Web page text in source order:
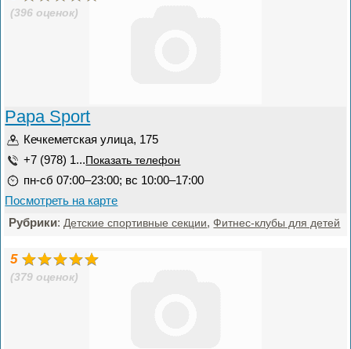
(396 оценок)
Papa Sport
Кечкеметская улица, 175
+7 (978) 1... Показать телефон
пн-сб 07:00–23:00; вс 10:00–17:00
Посмотреть на карте
Рубрики: Детские спортивные секции,Фитнес-клубы для детей
5
(379 оценок)